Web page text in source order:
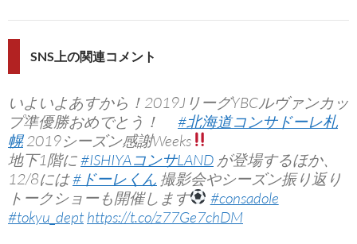
SNS上の関連コメント
いよいよあすから！2019JリーグYBCルヴァンカッ
プ準優勝おめでとう！ #北海道コンサドーレ札
幌2019シーズン感謝Weeks
地下1階に#ISHIYAコンサLAND が登場するほか、
12/8には#ドーレくん 撮影会やシーズン振り返り
トークショーも開催します
#consadole
#tokyu_dept https://t.co/z77Ge7chDM